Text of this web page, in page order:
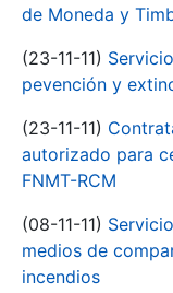
de Moneda y
(23-11-11)
pevención y
(23-11-11)
autorizado para
FNMT-RCM
(08-11-11)
medios de
incendios